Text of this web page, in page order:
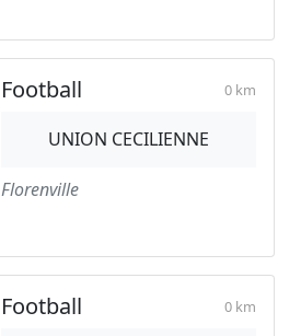
Football 0 km
UNION CECILIENNE
Florenville
Football 0 km